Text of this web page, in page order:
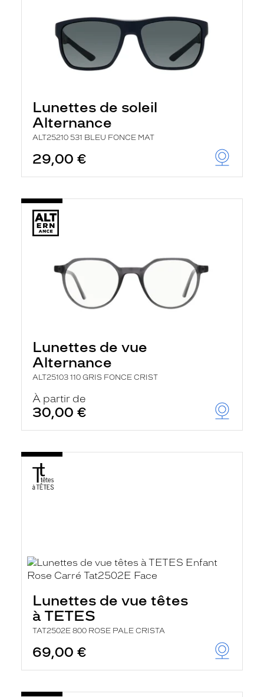
Lunettes de soleil
Alternance
ALT25210 531 BLEU FONCE MAT
29,00 €
Lunettes de vue
Alternance
ALT25103 110 GRIS FONCE CRIST
À partir de
30,00 €
Lunettes de vue têtes
à TETES
TAT2502E 800 ROSE PALE CRISTA
69,00 €